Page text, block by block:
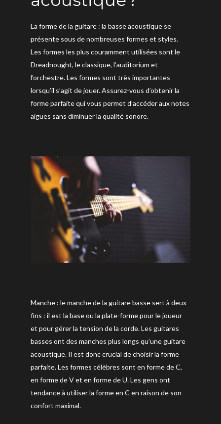
La forme de la guitare : la basse acoustique se
présente sous de nombreuses formes et styles.
Les formes les plus couramment utilisées sont le
Dreadnought, le classique, l’auditorium et
l’orchestre. Les formes sont très importantes
lorsqu’il s’agit de jouer. Assurez-vous d’obtenir la
forme parfaite qui vous permet d’accéder aux notes
aiguës sans diminuer la qualité sonore.
Manche : le manche de la guitare basse sert à deux
fins : il est la base ou la plate-forme pour le joueur
et pour gérer la tension de la corde. Les guitares
basses ont des manches plus longs qu’une guitare
acoustique. Il est donc crucial de choisir la forme
parfaite. Les formes célèbres sont en forme de C,
en forme de V et en forme de U. Les gens ont
tendance à utiliser la forme en C en raison de son
confort maximal.